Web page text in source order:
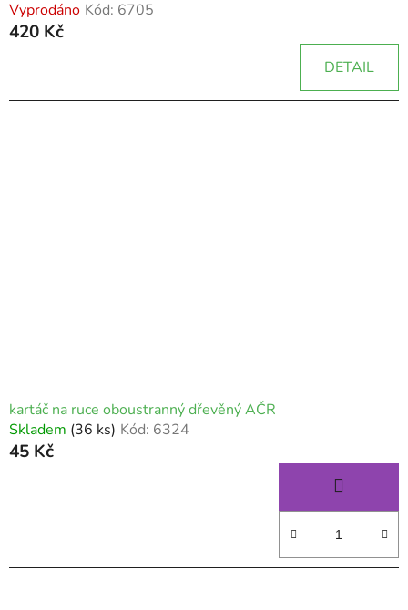
Vyprodáno Kód: 6705
420 Kč
DETAIL
kartáč na ruce oboustranný dřevěný AČR
Skladem (36 ks) Kód: 6324
45 Kč